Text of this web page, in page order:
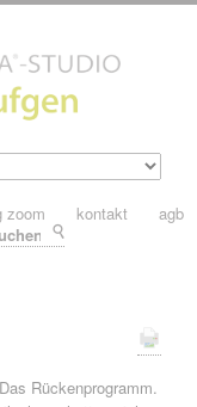
zoom kontakt
agb
Rückenprogramm.